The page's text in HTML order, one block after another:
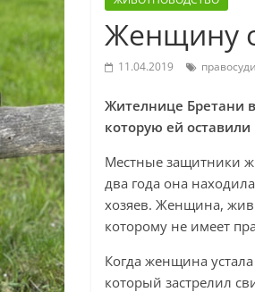
Женщину
11.04.2019
Жителнице Бретани
которую ей
Местные защитники
два года она
хозяев. Женщина,
которому не имеет
Когда женщина
который застрелил